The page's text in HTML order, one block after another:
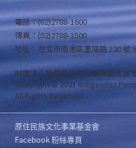
電話：(02)2788-1600
傳真：(02)2788-1500
地址：台北市南港區重陽路 120 號
財團法人原住民族文化事業基金會
Copyright © 2021 Indigenous
All Rights Reserved .
原住民族文化事業基金會
Facebook 粉絲專頁